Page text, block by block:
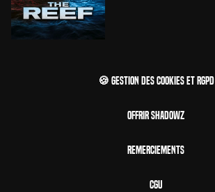
🍪 Gestion des cookies et RGPD
Offrir Shadowz
Remerciements
CGU